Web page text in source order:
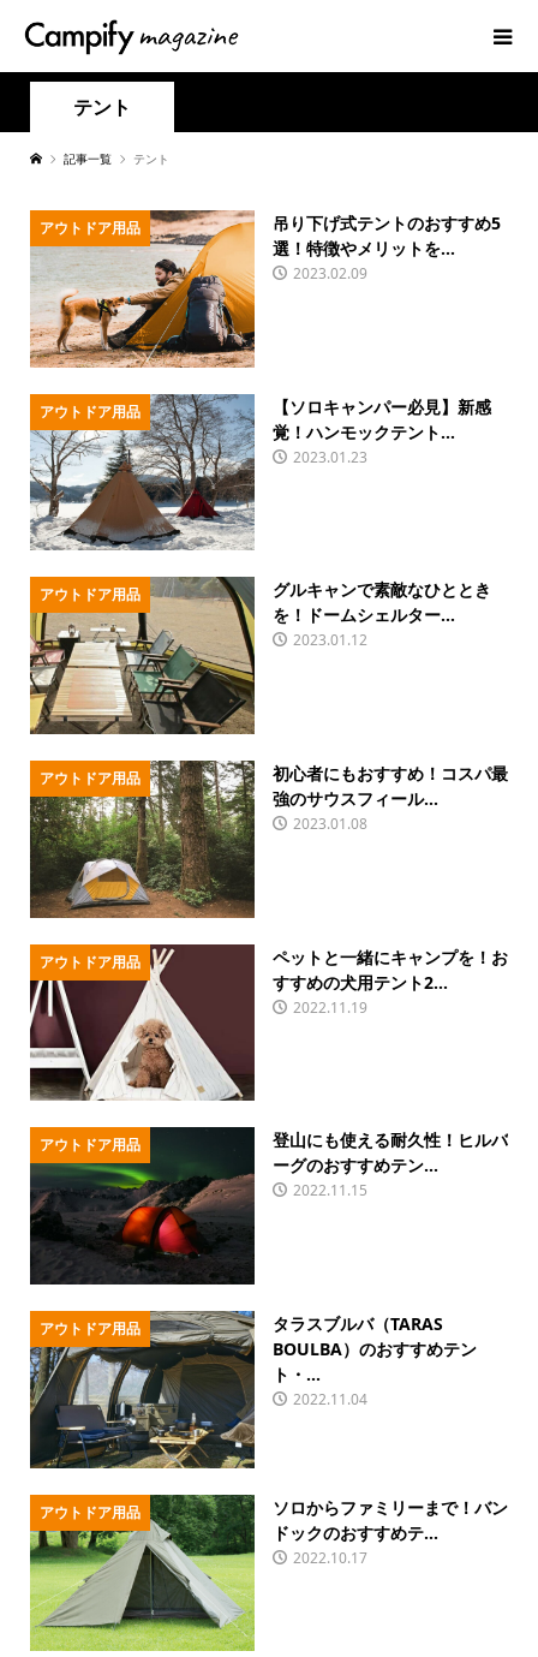
テント
記事一覧 テント
アウトドア用品
吊り下げ式テントのおすすめ5
選！特徴やメリットを...
2023.02.09
アウトドア用品
【ソロキャンパー必見】新感
覚！ハンモックテント...
2023.01.23
アウトドア用品
グルキャンで素敵なひととき
を！ドームシェルター...
2023.01.12
アウトドア用品
初心者にもおすすめ！コスパ最
強のサウスフィール...
2023.01.08
アウトドア用品
ペットと一緒にキャンプを！お
すすめの犬用テント2...
2022.11.19
アウトドア用品
登山にも使える耐久性！ヒルバ
ーグのおすすめテン...
2022.11.15
アウトドア用品
タラスブルバ（TARAS
BOULBA）のおすすめテン
ト・...
2022.11.04
アウトドア用品
ソロからファミリーまで！バン
ドックのおすすめテ...
2022.10.17